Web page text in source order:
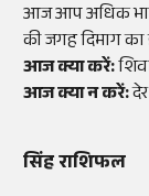
आज आप अधिक
की जगह दिमाग
आज क्या करें:
आज क्या न करें:
सिंह राशिफल